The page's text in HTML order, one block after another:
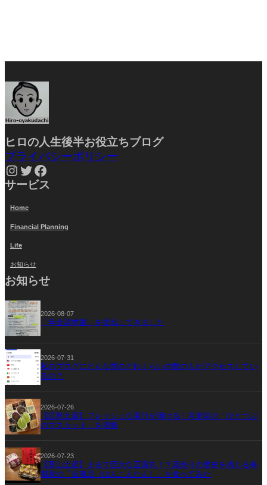
ヒロの人生後半お役立ちブログ
プライバシーポリシー
Instagram Twitter Facebook
サービス
Home
Financial Planning
Life
お知らせ
お知らせ
2026-08-07
「年金請求書」を提出してきました
2026-07-31
私のブログにどんな国のどれくらいの数の人がアクセスしてい
るの？
2026-07-26
【広島土産】フレッシュな果汁が弾ける！共楽堂の「ひとつぶ
のマスカット」を堪能
2026-07-23
【富山土産】まるで巨大な正露丸！？薬売りの歴史を感じる美
都家の「反魂旦（はんこんたん）」を食べてみた